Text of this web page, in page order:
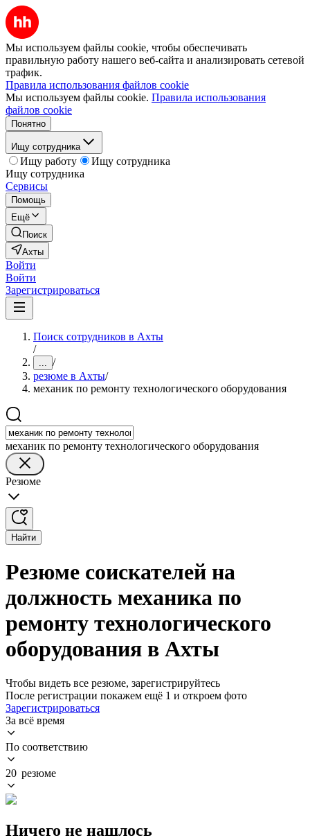
Мы используем файлы cookie, чтобы обеспечивать
правильную работу нашего веб-сайта и анализировать сетевой
трафик.
Правила использования файлов cookie
Мы используем файлы cookie. Правила использования
файлов cookie
Понятно
Ищу сотрудника
Ищу работу
Ищу сотрудника
Ищу сотрудника
Сервисы
Помощь
Ещё
Поиск
Ахты
Войти
Войти
Зарегистрироваться
Поиск сотрудников в Ахты
/
... /
резюме в Ахты/
механик по ремонту технологического оборудования
механик по ремонту технологического оборудования
Резюме
Найти
Резюме соискателей на
должность механика по
ремонту технологического
оборудования в Ахты
Чтобы видеть все резюме, зарегистрируйтесь
После регистрации покажем ещё 1 и откроем фото
Зарегистрироваться
За всё время
По соответствию
20 резюме
Ничего не нашлось